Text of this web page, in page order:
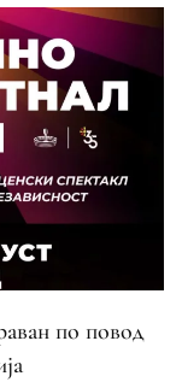
по повод